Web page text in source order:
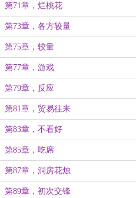
第71章，烂桃花
第73章，各方较量
第75章，较量
第77章，游戏
第79章，反应
第81章，贸易往来
第83章，不看好
第85章，吃席
第87章，洞房花烛
第89章，初次交锋